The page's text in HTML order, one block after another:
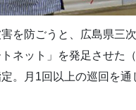
を防ごうと、広島県三
ネット」を発足させた
。月1回以上の巡回を